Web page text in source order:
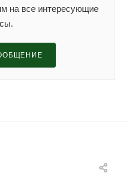
на все интересующие